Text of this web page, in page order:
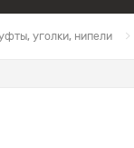
уголки, нипели